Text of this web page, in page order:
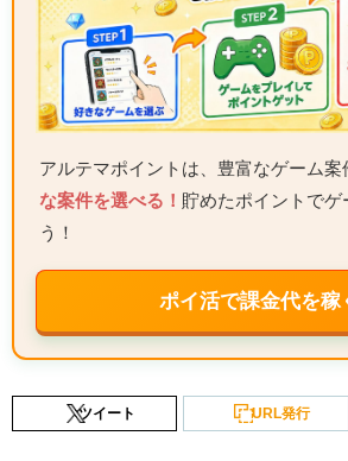
アルテマポイントは、豊富なゲーム案
な案件を選べる！ 貯めたポイントでゲ
う！
ポイ活で課金代を稼
ツイート URL発行